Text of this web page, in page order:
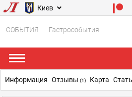
Киев
СОБЫТИЯ Гастрособытия
Информация Отзывы (1) Карта